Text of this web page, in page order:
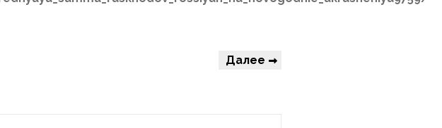
Следующая
Далее